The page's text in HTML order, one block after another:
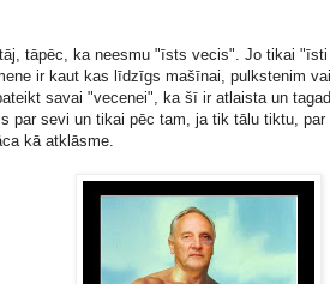
tāpēc, ka neesmu "īsts vecis". Jo tikai
ir kaut kas līdzīgs mašīnai, pulkstenim
savai "vecenei", ka šī ir atlaista un
par sevi un tikai pēc tam, ja tik tālu tiktu,
kā atklāsme.